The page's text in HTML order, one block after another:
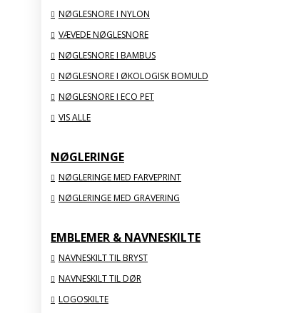
NØGLESNORE I NYLON
VÆVEDE NØGLESNORE
NØGLESNORE I BAMBUS
NØGLESNORE I ØKOLOGISK BOMULD
NØGLESNORE I ECO PET
VIS ALLE
NØGLERINGE
NØGLERINGE MED FARVEPRINT
NØGLERINGE MED GRAVERING
EMBLEMER & NAVNESKILTE
NAVNESKILT TIL BRYST
NAVNESKILT TIL DØR
LOGOSKILTE
VIS ALLE
GLAS STATUETTER
ONE OF A KIND
ACRYLIC
VIS ALLE